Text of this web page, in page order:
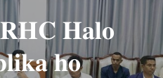
𝐇𝐚𝐥𝐨
𝐡𝐨